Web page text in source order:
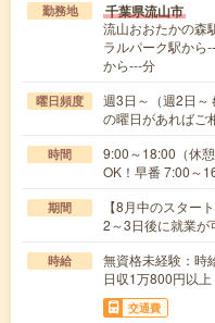
勤務地 千葉県流山市
流山おおたかの森
ラルパーク駅から
から---分
曜日頻度
週3日～（週2日～
の曜日があればご
時間
9:00～18:00（休
OK！早番 7:00～
期間
【8月中のスター
2～3日後に就業が
時給
無資格未経験：
日収1万800円以上
交通費